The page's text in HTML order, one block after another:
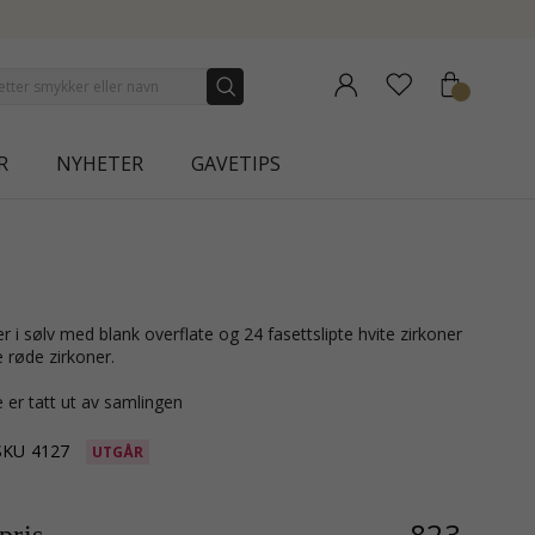
NYHETER GAVETIPS
zirkoner.
er tatt ut av samlingen
4127 UTGÅR